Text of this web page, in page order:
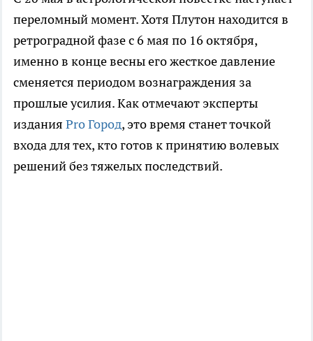
переломный момент. Хотя Плутон находится в
ретроградной фазе с 6 мая по 16 октября,
именно в конце весны его жесткое давление
сменяется периодом вознаграждения за
прошлые усилия. Как отмечают эксперты
издания Pro Город, это время станет точкой
входа для тех, кто готов к принятию волевых
решений без тяжелых последствий.